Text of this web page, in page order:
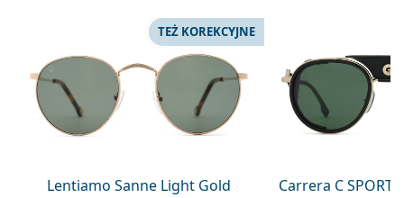
Lentiamo Sanne Light Gold
TEŻ KOREKCYJNE
Carrera C SPORT